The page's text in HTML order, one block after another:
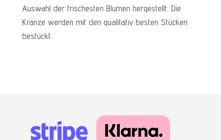
Auswahl der frischesten Blumen hergestellt. Die
Kränze werden mit den qualitativ besten Stücken
bestückt.